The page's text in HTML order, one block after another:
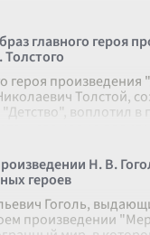
главного героя
героя произведения
Толстой,
воплотил в
целую палитру
Н. В.
героев
Гоголь,
произведении